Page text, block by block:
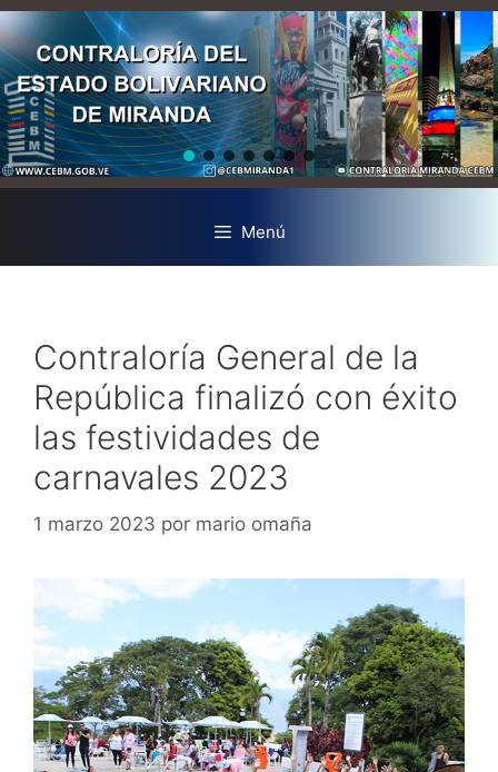
Menú
Contraloría General de la
República finalizó con éxito
las festividades de
carnavales 2023
1 marzo 2023 por mario omaña